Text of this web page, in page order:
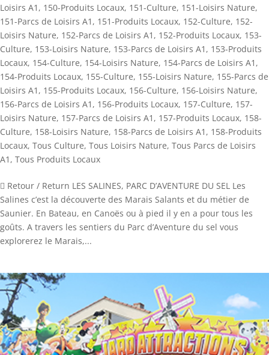
Loisirs A1 , 150-Produits Locaux, 151-Culture, 151-Loisirs Nature,
151-Parcs de Loisirs A1 , 151-Produits Locaux, 152-Culture, 152-
Loisirs Nature, 152-Parcs de Loisirs A1 , 152-Produits Locaux, 153-
Culture, 153-Loisirs Nature, 153-Parcs de Loisirs A1 , 153-Produits
Locaux, 154-Culture, 154-Loisirs Nature, 154-Parcs de Loisirs A1 ,
154-Produits Locaux, 155-Culture, 155-Loisirs Nature, 155-Parcs de
Loisirs A1 , 155-Produits Locaux, 156-Culture, 156-Loisirs Nature,
156-Parcs de Loisirs A1 , 156-Produits Locaux, 157-Culture, 157-
Loisirs Nature, 157-Parcs de Loisirs A1 , 157-Produits Locaux, 158-
Culture, 158-Loisirs Nature, 158-Parcs de Loisirs A1 , 158-Produits
Locaux, Tous Culture, Tous Loisirs Nature, Tous Parcs de Loisirs
A1 , Tous Produits Locaux
 Retour / Return LES SALINES, PARC D’AVENTURE DU SEL Les
Salines c’est la découverte des Marais Salants et du métier de
Saunier. En Bateau, en Canoës ou à pied il y en a pour tous les
goûts. A travers les sentiers du Parc d’Aventure du sel vous
explorerez le Marais,...